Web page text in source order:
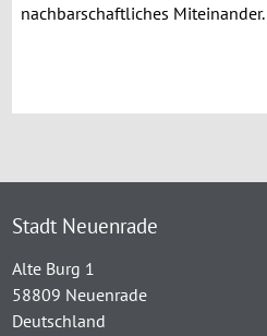
nachbarschaftliches Miteinander.
Stadt Neuenrade
Alte Burg 1
58809 Neuenrade
Deutschland